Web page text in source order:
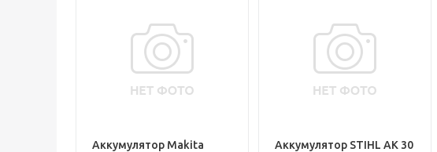
Аккумулятор Makita
Аккумулятор STIHL АK 30